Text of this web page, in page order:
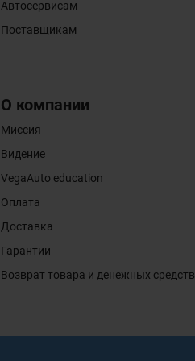
Автосервисам
Поставщикам
О компании
Миссия
Видение
VegaAuto education
Оплата
Доставка
Гарантии
Возврат товара и денежных средств